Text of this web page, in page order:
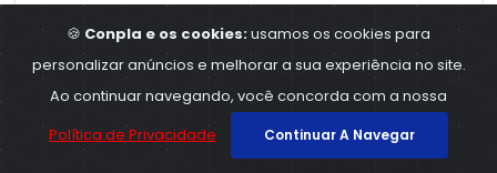
Escrituração Fiscal Esocial
Estados Estoque
Executivo Fake News
🍪 Conpla e os cookies:usamos os cookies para
personalizar anúncios e melhorar a sua experiência no site.
Ao continuar navegando, você concorda com a nossa
Política de Privacidade
Continuar A Navegar